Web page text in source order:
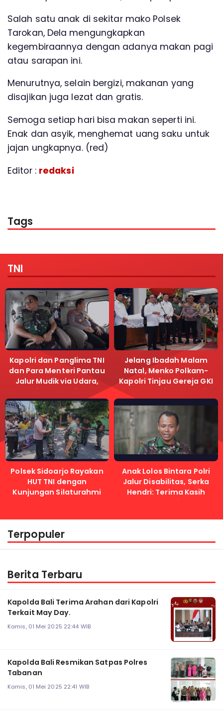
Salah satu anak di sekitar mako Polsek
Tarokan, Dela mengungkapkan
kegembiraannya dengan adanya makan pagi
atau sarapan ini.
Menurutnya, selain bergizi, makanan yang
disajikan juga lezat dan gratis.
Semoga setiap hari bisa makan seperti ini.
Enak dan asyik, menghemat uang saku untuk
jajan ungkapnya. (red)
Editor : redaksi
Tags
TNI
Kapolri dan Panglima TNI
dan Para Menteri Pantau
Jalur Mudik via Udara,
Pastikan Lalu Lintas
Lancar
Jelang Ibadah Malam
Natal, Menko Polkam-
Kapolri Tinjau Gereja GKI
Samanhudi dan Gereja
Polsek Sidoarjo Rayakan
HUT TNI dengan
Kunjungan Silaturahmi
Anak Lolos Bintara Polri
Jalur Disabilitas, Serka
Hendri: Terima Kasih
Kapolri
Terpopuler
Berita Terbaru
Kapolda Bali Terima Arahan dari Kapolri
Terkait May Day.
Kamis, 01 Mei 2025 22:44 WIB
Kapolda Bali Resmikan Satpas Polres
Tabanan
Kamis, 01 Mei 2025 22:41 WIB